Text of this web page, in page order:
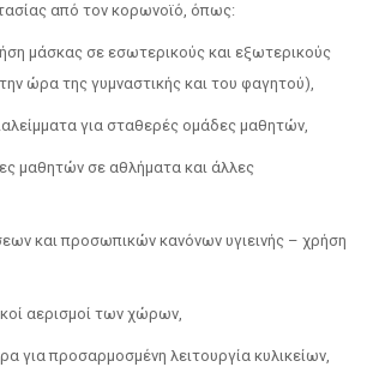
από τον κορωνοϊό, όπως:
μάσκας σε εσωτερικούς και εξωτερικούς
ώρα της γυμναστικής και του φαγητού),
για σταθερές ομάδες μαθητών,
μαθητών σε αθλήματα και άλλες
και προσωπικών κανόνων υγιεινής – χρήση
αερισμοί των χώρων,
για προσαρμοσμένη λειτουργία κυλικείων,